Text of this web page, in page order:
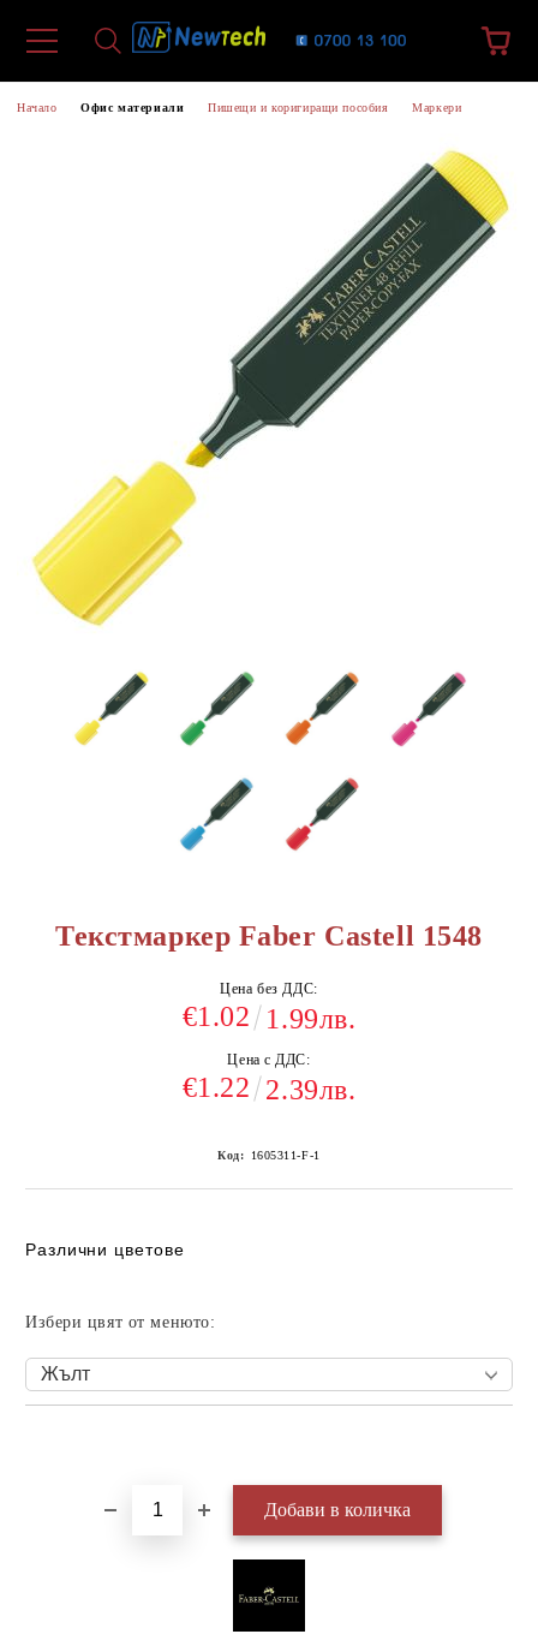
Начало Офис материали Пишещи и коригиращи пособия Маркери
Текстмаркер Faber Castell 1548
Цена без ДДС:
€1.02 1.99лв.
Цена с ДДС:
€1.22 2.39лв.
Код: 1605311-F-1
Различни цветове
Избери цвят от менюто: